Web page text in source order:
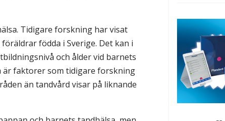
Tidigare forskning har visat
födda i Sverige. Det kan i
och ålder vid barnets
är faktorer som tidigare forskning
än tandvård visar på liknande